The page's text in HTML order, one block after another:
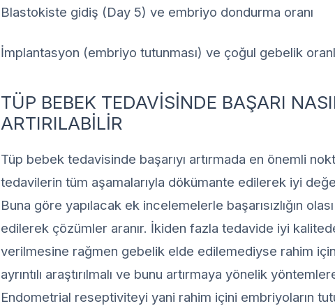
Blastokiste gidiş (Day 5) ve embriyo dondurma oranı
İmplantasyon (embriyo tutunması) ve çoğul gebelik
TÜP BEBEK TEDAVİSİNDE BAŞARI
ARTIRILABİLİR
Tüp bebek tedavisinde başarıyı artırmada en önemli
tedavilerin tüm aşamalarıyla dökümante edilerek iyi
Buna göre yapılacak ek incelemelerle başarısızlığın
edilerek çözümler aranır. İkiden fazla tedavide iyi
verilmesine rağmen gebelik elde edilemediyse rahim
ayrıntılı araştırılmalı ve bunu artırmaya yönelik
Endometrial reseptiviteyi yani rahim içini embriyoların